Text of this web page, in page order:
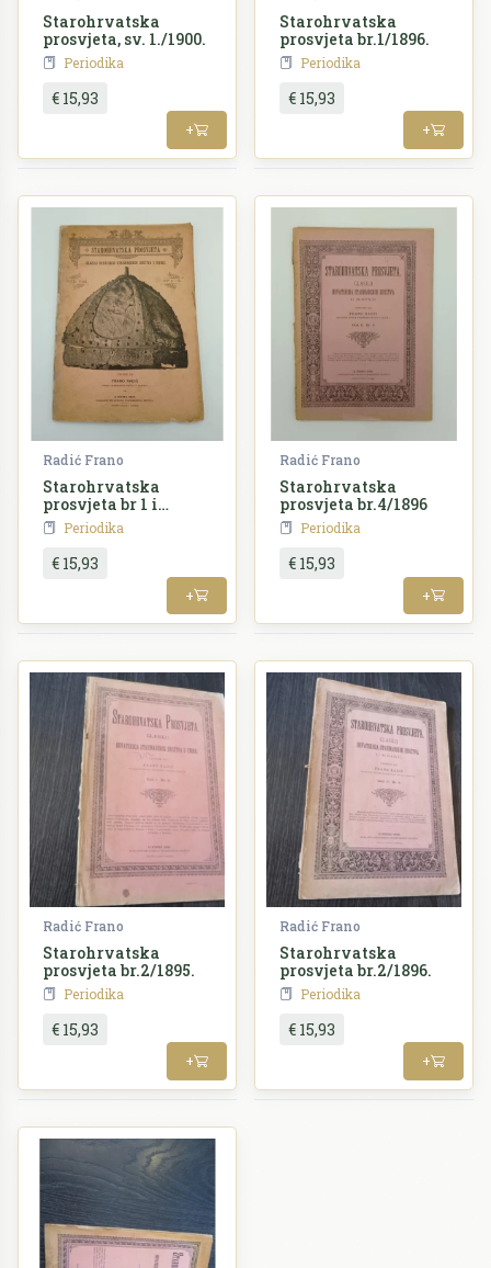
Starohrvatska
prosvjeta, sv. 1./1900.
Periodika
€ 15,93
+
Starohrvatska
prosvjeta br.1/1896.
Periodika
€ 15,93
+
Radić Frano
Starohrvatska
prosvjeta br 1 i
2/1904
Periodika
€ 15,93
+
Radić Frano
Starohrvatska
prosvjeta br.4/1896
Periodika
€ 15,93
+
Radić Frano
Starohrvatska
prosvjeta br.2/1895.
Periodika
€ 15,93
+
Radić Frano
Starohrvatska
prosvjeta br.2/1896.
Periodika
€ 15,93
+